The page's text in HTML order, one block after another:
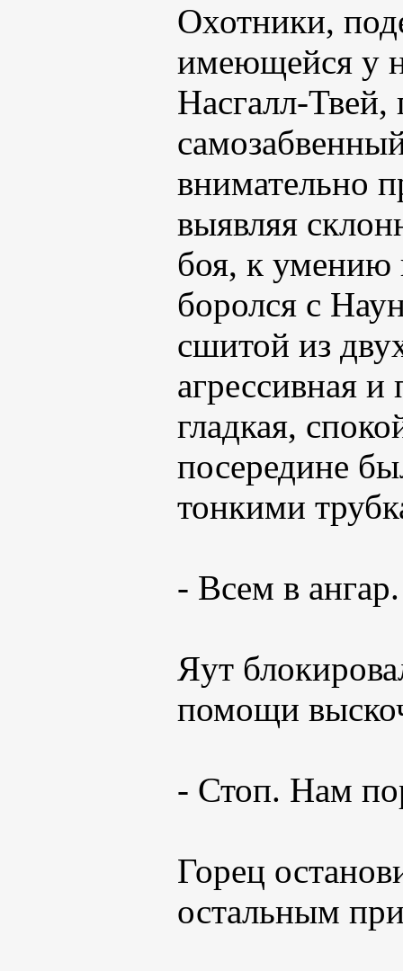
Охотники,
имеющейся у
Насгалл-
внимательно
выявляя
боя, к умению
боролся с
сшитой из
агрессивная
гладкая,
посередине
тонкими
- Всем в
Яут
помощи
- Стоп. Нам
Горец
остальным